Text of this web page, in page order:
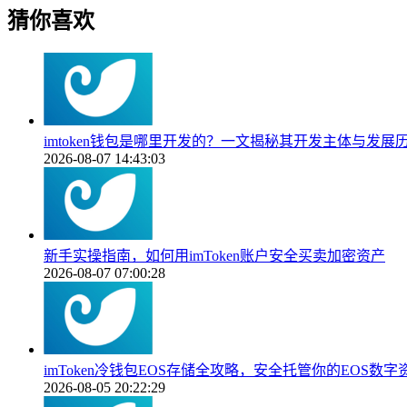
猜你喜欢
imtoken钱包是哪里开发的？一文揭秘其开发主体与发展
2026-08-07 14:43:03
新手实操指南，如何用imToken账户安全买卖加密资产
2026-08-07 07:00:28
imToken冷钱包EOS存储全攻略，安全托管你的EOS数字
2026-08-05 20:22:29